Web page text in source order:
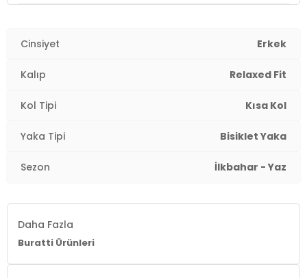
Kol Tipi:
Kalıp Bilgisi:
Manken Bedeni:
Boy : 185 cm / Göğüs : 102 cm / Bel :
Cinsiyet Erkek
Kalıp Relaxed Fit
Kol Tipi Kısa Kol
Yaka Tipi Bisiklet Yaka
Sezon İlkbahar - Yaz
Daha Fazla
Buratti Ürünleri